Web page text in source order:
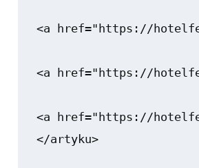
<a href="https://
<a href="https://
<a href="https://